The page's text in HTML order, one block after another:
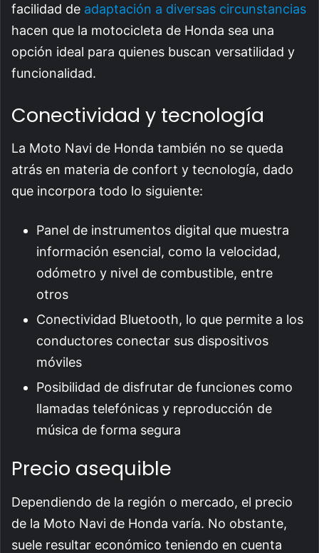
facilidad de adaptación a diversas circunstancias
hacen que la motocicleta de Honda sea una
opción ideal para quienes buscan versatilidad y
funcionalidad.
Conectividad y tecnología
La Moto Navi de Honda también no se queda
atrás en materia de confort y tecnología, dado
que incorpora todo lo siguiente:
Panel de instrumentos digital que muestra
información esencial, como la velocidad,
odómetro y nivel de combustible, entre
otros
Conectividad Bluetooth, lo que permite a los
conductores conectar sus dispositivos
móviles
Posibilidad de disfrutar de funciones como
llamadas telefónicas y reproducción de
música de forma segura
Precio asequible
Dependiendo de la región o mercado, el precio
de la Moto Navi de Honda varía. No obstante,
suele resultar económico teniendo en cuenta